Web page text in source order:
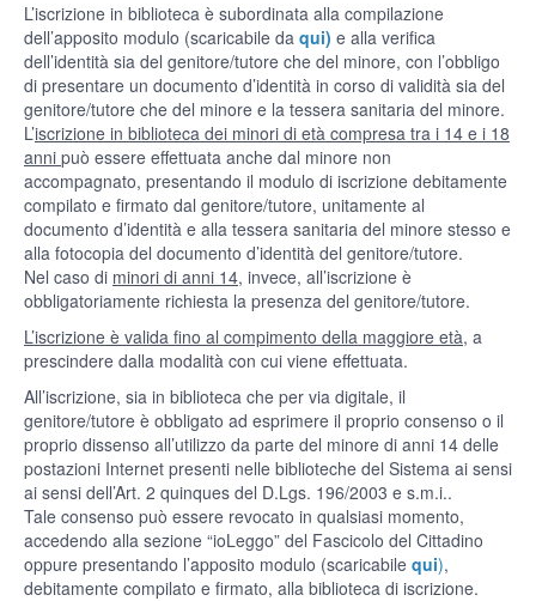
L’iscrizione in biblioteca è subordinata alla compilazione
dell’apposito modulo (scaricabile da qui) e alla verifica
dell’identità sia del genitore/tutore che del minore, con l’obbligo
di presentare un documento d’identità in corso di validità sia del
genitore/tutore che del minore e la tessera sanitaria del minore.
L’iscrizione in biblioteca dei minori di età compresa tra i 14 e i 18
anni può essere effettuata anche dal minore non
accompagnato, presentando il modulo di iscrizione debitamente
compilato e firmato dal genitore/tutore, unitamente al
documento d’identità e alla tessera sanitaria del minore stesso e
alla fotocopia del documento d’identità del genitore/tutore.
Nel caso di minori di anni 14, invece, all’iscrizione è
obbligatoriamente richiesta la presenza del genitore/tutore.
L’iscrizione è valida fino al compimento della maggiore età, a
prescindere dalla modalità con cui viene effettuata.
All’iscrizione, sia in biblioteca che per via digitale, il
genitore/tutore è obbligato ad esprimere il proprio consenso o il
proprio dissenso all’utilizzo da parte del minore di anni 14 delle
postazioni Internet presenti nelle biblioteche del Sistema ai sensi
ai sensi dell’Art. 2 quinques del D.Lgs. 196/2003 e s.m.i..
Tale consenso può essere revocato in qualsiasi momento,
accedendo alla sezione “ioLeggo” del Fascicolo del Cittadino
oppure presentando l’apposito modulo (scaricabile qui),
debitamente compilato e firmato, alla biblioteca di iscrizione.